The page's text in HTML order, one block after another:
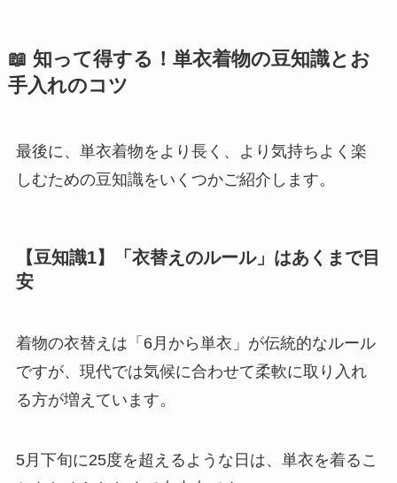
📖 知って得する！単衣着物の豆知識とお
手入れのコツ
最後に、単衣着物をより長く、より気持ちよく楽
しむための豆知識をいくつかご紹介します。
【豆知識1】「衣替えのルール」はあくまで目
安
着物の衣替えは「6月から単衣」が伝統的なルール
ですが、現代では気候に合わせて柔軟に取り入れ
る方が増えています。
5月下旬に25度を超えるような日は、単衣を着るこ